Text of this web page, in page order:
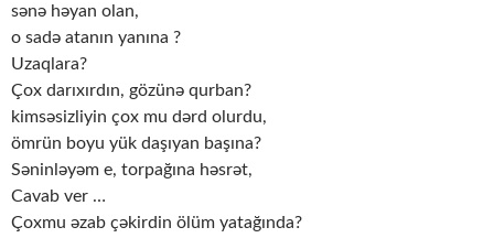
sənə həyan olan,
o sadə atanın yanına ?
Uzaqlara?
Çox darıxırdın, gözünə qurban?
kimsəsizliyin çox mu dərd olurdu,
ömrün boyu yük daşıyan başına?
Səninləyəm e, torpağına həsrət,
Cavab ver …
Çoxmu əzab çəkirdin ölüm yatağında?